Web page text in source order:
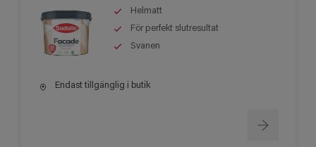
Helmatt
För perfekt slutresultat
Svanen
Endast tillgänglig i butik